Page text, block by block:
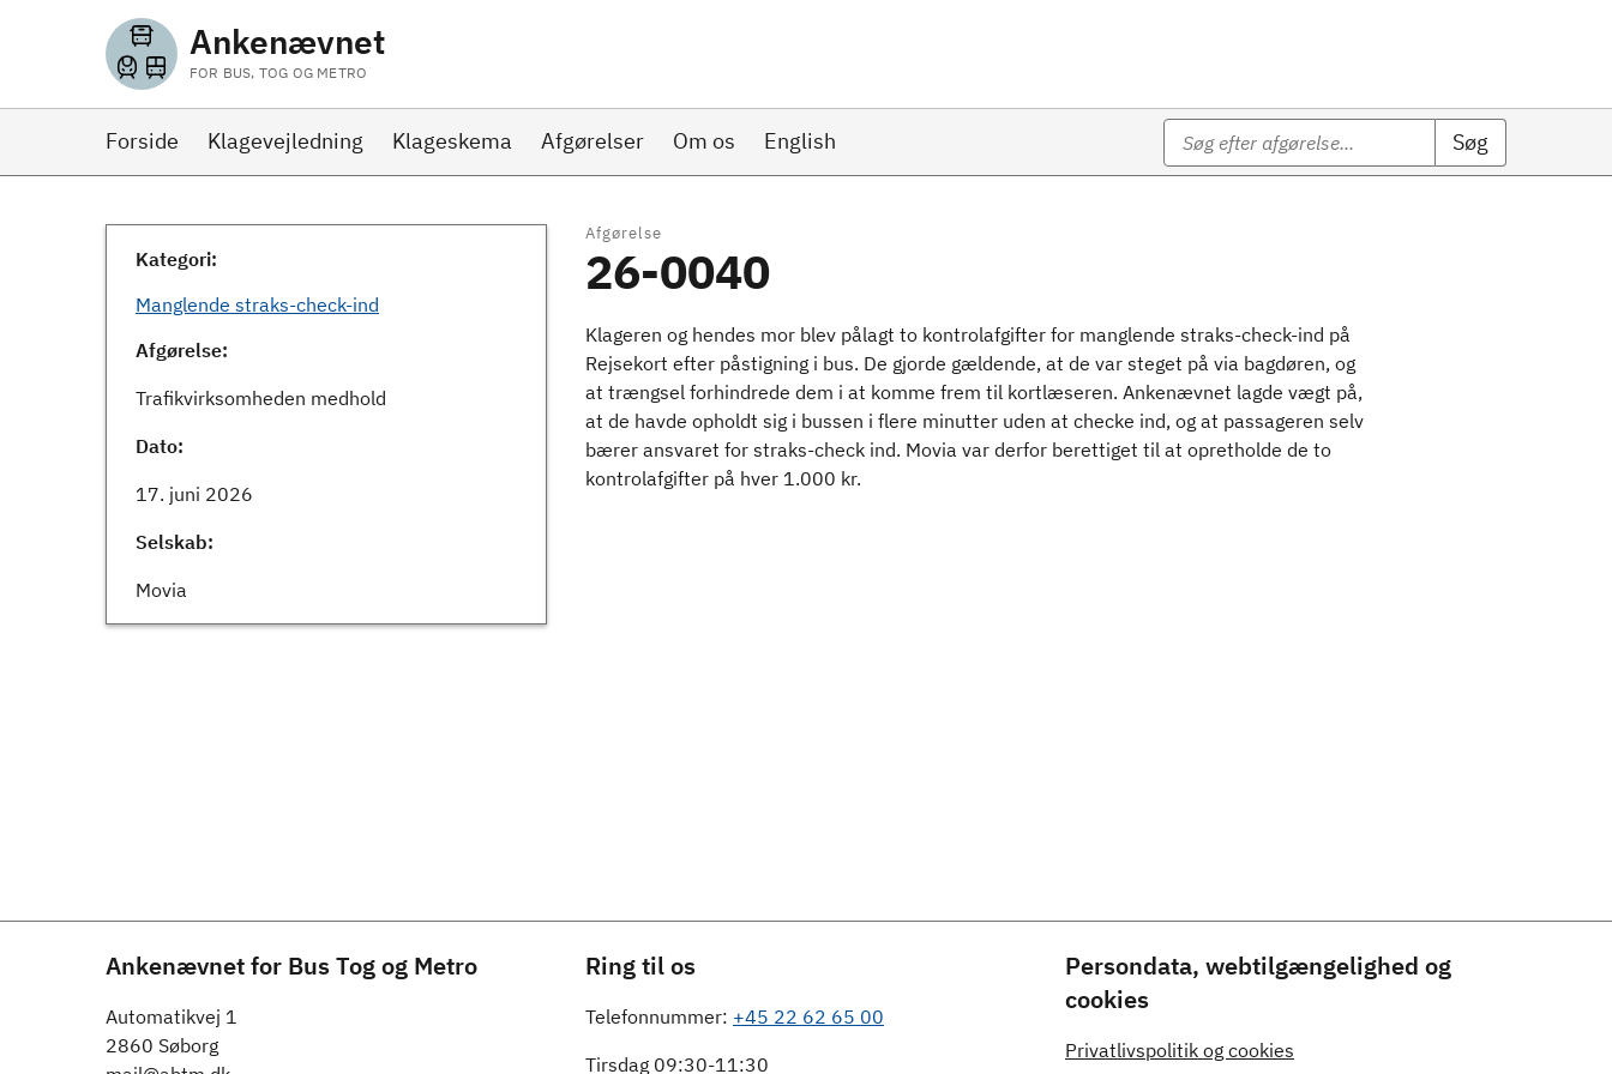
Ankenævnet
FOR BUS, TOG OG METRO
Forside Klagevejledning Klageskema Afgørelser Om os English Søg
Kategori:
Manglende straks-check-ind
Afgørelse:
Trafikvirksomheden medhold
Dato:
17. juni 2026
Selskab:
Movia
Afgørelse
26-0040
Klageren og hendes mor blev pålagt to kontrolafgifter for manglende straks-check-ind på
Rejsekort efter påstigning i bus. De gjorde gældende, at de var steget på via bagdøren, og
at trængsel forhindrede dem i at komme frem til kortlæseren. Ankenævnet lagde vægt på,
at de havde opholdt sig i bussen i flere minutter uden at checke ind, og at passageren selv
bærer ansvaret for straks-check ind. Movia var derfor berettiget til at opretholde de to
kontrolafgifter på hver 1.000 kr.
Ankenævnet for Bus Tog og Metro
Automatikvej 1
2860 Søborg
Ring til os
Telefonnummer: +45 22 62 65 00
Tirsdag 09:30-11:30
Persondata, webtilgængelighed og
cookies
Privatlivspolitik og cookies